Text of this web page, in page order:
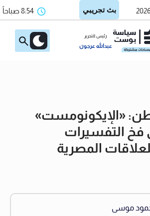
8:54 صباحاً
رئيس التحرير
عبدالله عرجون
«الإيكونومست»
التفسيرات
المصرية
موسى